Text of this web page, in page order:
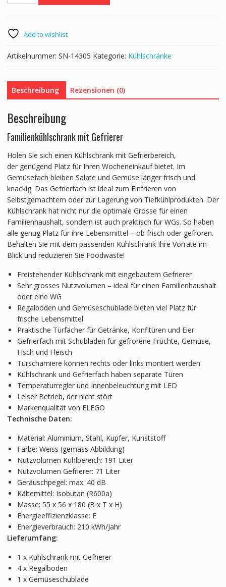
weiss
Menge
Add to wishlist
Artikelnummer: SN-14305 Kategorie: Kühlschränke
Beschreibung Rezensionen (0)
Beschreibung
Familienkühlschrank mit Gefrierer
Holen Sie sich einen Kühlschrank mit Gefrierbereich,
der genügend Platz für Ihren Wocheneinkauf bietet. Im
Gemüsefach bleiben Salate und Gemüse länger frisch und
knackig. Das Gefrierfach ist ideal zum Einfrieren von
Selbstgemachtem oder zur Lagerung von Tiefkühlprodukten. Der
Kühlschrank hat nicht nur die optimale Grösse für einen
Familienhaushalt, sondern ist auch praktisch für WGs. So haben
alle genug Platz für ihre Lebensmittel – ob frisch oder gefroren.
Behalten Sie mit dem passenden Kühlschrank Ihre Vorräte im
Blick und reduzieren Sie Foodwaste!
Freistehender Kühlschrank mit eingebautem Gefrierer
Sehr grosses Nutzvolumen – ideal für einen Familienhaushalt
oder eine WG
Regalböden und Gemüseschublade bieten viel Platz für
frische Lebensmittel
Praktische Türfächer für Getränke, Konfitüren und Eier
Gefrierfach mit Schubladen für gefrorene Früchte, Gemüse,
Fisch und Fleisch
Türscharniere können rechts oder links montiert werden
Kühlschrank und Gefrierfach haben separate Türen
Temperaturregler und Innenbeleuchtung mit LED
Leiser Betrieb, der nicht stört
Markenqualität von ELEGO
Technische Daten:
Material: Aluminium, Stahl, Kupfer, Kunststoff
Farbe: Weiss (gemäss Abbildung)
Nutzvolumen Kühlbereich: 191 Liter
Nutzvolumen Gefrierer: 71 Liter
Geräuschpegel: max. 40 dB
Kältemittel: Isobutan (R600a)
Masse: 55 x 56 x 180 (B x T x H)
Energieeffizienzklasse: E
Energieverbrauch: 210 kWh/Jahr
Lieferumfang:
1 x Kühlschrank mit Gefrierer
4 x Regalboden
1 x Gemüseschublade